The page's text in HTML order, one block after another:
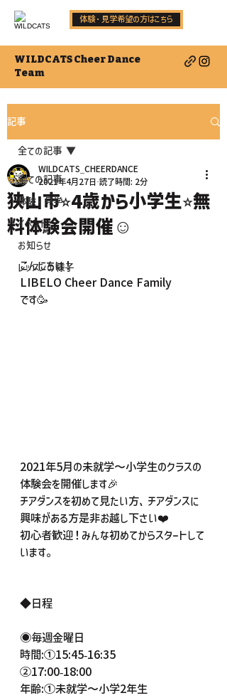
WILDCATS Cheer Dance
Team
体験・見学希望の方はこちら
記事
全ての記事
体験・見学
イベント
お知らせ
レッスンの様子
全ての記事
狭山市⭐︎4歳から小学生⭐︎無
料体験会開催☺︎
WILDCATS_CHEERDANCE
2021年4月27日 読了時間: 2分
こんにちは！
LIBELO Cheer Dance Family
です🥳
2021年5月の未就学〜小学生のクラスの
体験会を開催します🎉
チアダンスを初めて見たい方、チアダンスに
興味がある方是非お越し下さい❤️
初心者歓迎！みんな初めてからスタートして
います。
◆日程
◉毎週金曜日
時間:①15:45-16:35
②17:00-18:00
年齢:①未就学〜小学2年生